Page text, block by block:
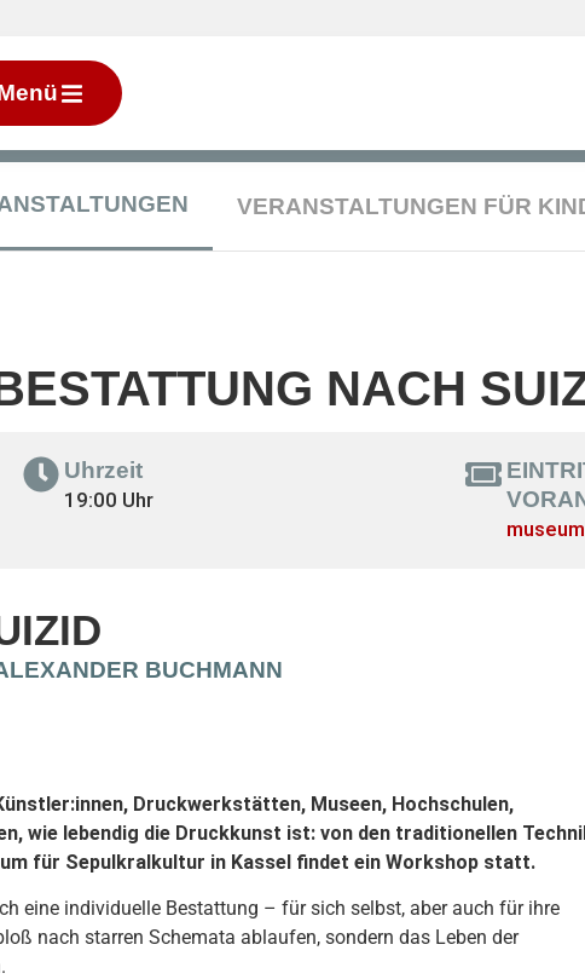
VERANSTALTUNGEN FÜR
NACH
Uhrzeit
19:00 Uhr
BUCHMANN
Druckwerkstätten, Museen, Hochschulen,
wie lebendig die Druckkunst ist: von den traditionellen
für Sepulkralkultur in Kassel findet ein Workshop statt.
eine individuelle Bestattung – für sich selbst, aber auch für ihre
nach starren Schemata ablaufen, sondern das Leben der